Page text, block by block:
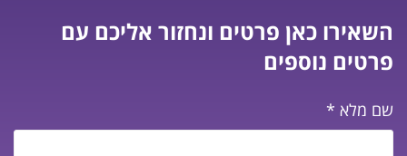
השאירו כאן פרטים ונחזור אליכם עם
פרטים נוספים
שם מלא *